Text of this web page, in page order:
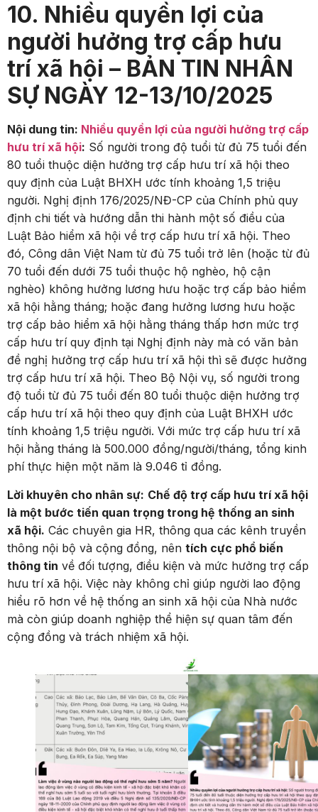
10. Nhiều quyền lợi của
người hưởng trợ cấp hưu
trí xã hội – BẢN TIN NHÂN
SỰ NGÀY 12-13/10/2025
Nội dung tin: Nhiều quyền lợi của người hưởng trợ cấp
hưu trí xã hội: Số người trong độ tuổi từ đủ 75 tuổi đến
80 tuổi thuộc diện hưởng trợ cấp hưu trí xã hội theo
quy định của Luật BHXH ước tính khoảng 1,5 triệu
người. Nghị định 176/2025/NĐ-CP của Chính phủ quy
định chi tiết và hướng dẫn thi hành một số điều của
Luật Bảo hiểm xã hội về trợ cấp hưu trí xã hội. Theo
đó, Công dân Việt Nam từ đủ 75 tuổi trở lên (hoặc từ đủ
70 tuổi đến dưới 75 tuổi thuộc hộ nghèo, hộ cận
nghèo) không hưởng lương hưu hoặc trợ cấp bảo hiểm
xã hội hằng tháng; hoặc đang hưởng lương hưu hoặc
trợ cấp bảo hiểm xã hội hằng tháng thấp hơn mức trợ
cấp hưu trí quy định tại Nghị định này mà có văn bản
đề nghị hưởng trợ cấp hưu trí xã hội thì sẽ được hưởng
trợ cấp hưu trí xã hội. Theo Bộ Nội vụ, số người trong
độ tuổi từ đủ 75 tuổi đến 80 tuổi thuộc diện hưởng trợ
cấp hưu trí xã hội theo quy định của Luật BHXH ước
tính khoảng 1,5 triệu người. Với mức trợ cấp hưu trí xã
hội hằng tháng là 500.000 đồng/người/tháng, tổng kinh
phí thực hiện một năm là 9.046 tỉ đồng.
Lời khuyên cho nhân sự: Chế độ trợ cấp hưu trí xã hội
là một bước tiến quan trọng trong hệ thống an sinh
xã hội. Các chuyên gia HR, thông qua các kênh truyền
thông nội bộ và cộng đồng, nên tích cực phổ biến
thông tin về đối tượng, điều kiện và mức hưởng trợ cấp
hưu trí xã hội. Việc này không chỉ giúp người lao động
hiểu rõ hơn về hệ thống an sinh xã hội của Nhà nước
mà còn giúp doanh nghiệp thể hiện sự quan tâm đến
cộng đồng và trách nhiệm xã hội.